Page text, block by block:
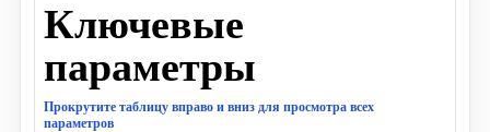
Ключевые
параметры
Прокрутите таблицу вправо и вниз для просмотра всех
параметров